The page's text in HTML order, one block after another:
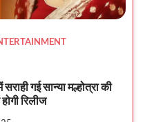
गई सान्या मल्होत्रा की
रिलीज